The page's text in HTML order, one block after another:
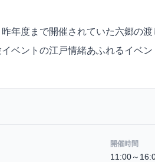
年度まで開催されていた六郷の
ベントの江戸情緒あふれるイベン
開催時間
11:00～